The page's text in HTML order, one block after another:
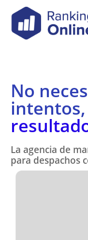
No
intentos,
La agencia de
para despachos